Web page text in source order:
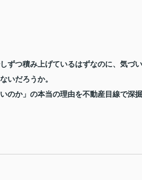
ずつ積み上げているはずなのに、気づい
いだろうか。
のか」の本当の理由を不動産目線で深掘